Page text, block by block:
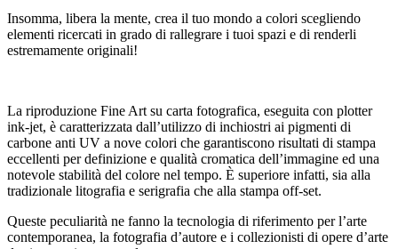
Insomma, libera la mente, crea il tuo mondo a colori scegliendo
elementi ricercati in grado di rallegrare i tuoi spazi e di renderli
estremamente originali!
La riproduzione Fine Art su carta fotografica, eseguita con plotter
ink-jet, è caratterizzata dall’utilizzo di inchiostri ai pigmenti di
carbone anti UV a nove colori che garantiscono risultati di stampa
eccellenti per definizione e qualità cromatica dell’immagine ed una
notevole stabilità del colore nel tempo. È superiore infatti, sia alla
tradizionale litografia e serigrafia che alla stampa off-set.
Queste peculiarità ne fanno la tecnologia di riferimento per l’arte
contemporanea, la fotografia d’autore e i collezionisti di opere d’arte